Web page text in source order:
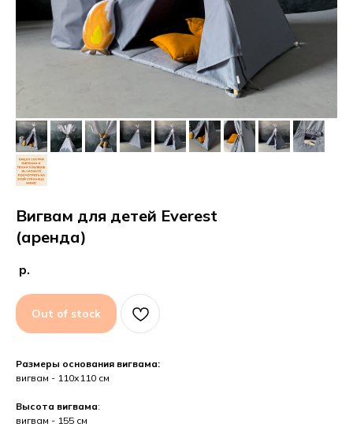
Вигвам для детей Everest
(аренда)
р.
Out of stock
Размеры основания вигвама:
вигвам - 110х110 см
Высота вигвама:
вигвам - 155 см